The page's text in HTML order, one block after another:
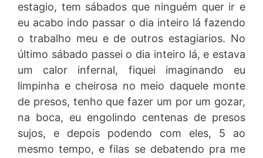
estagio, tem sábados que ninguém quer ir e
eu acabo indo passar o dia inteiro lá fazendo
o trabalho meu e de outros estagiarios. No
último sábado passei o dia inteiro lá, e estava
um calor infernal, fiquei imaginando eu
limpinha e cheirosa no meio daquele monte
de presos, tenho que fazer um por um gozar,
na boca, eu engolindo centenas de presos
sujos, e depois podendo com eles, 5 ao
mesmo tempo, e filas se debatendo pra me